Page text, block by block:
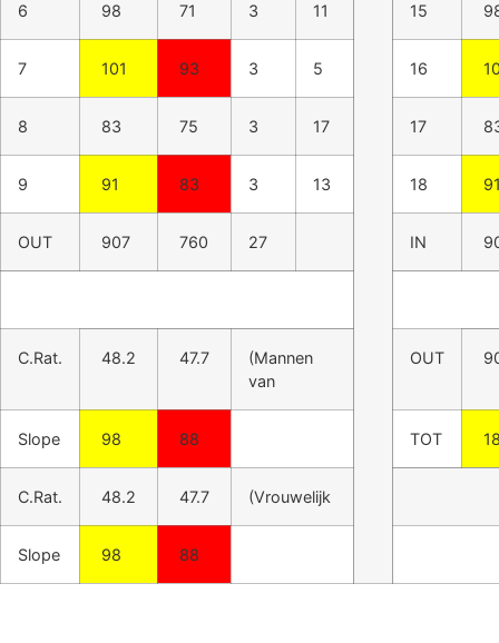
6 98 71 3 11 15
7 101 93 3 5 16
8 83 75 3 17 17
9 91 83 3 13 18
OUT 907 760 27 IN
C.Rat. 48.2 47.7
(Mannen
van
OUT
Slope 98 88 TOT
C.Rat. 48.2 47.7 (Vrouwelijk
Slope 98 88